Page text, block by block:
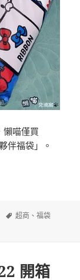
懶喵僅買
伴福袋」。
標
超商 、福袋
開箱